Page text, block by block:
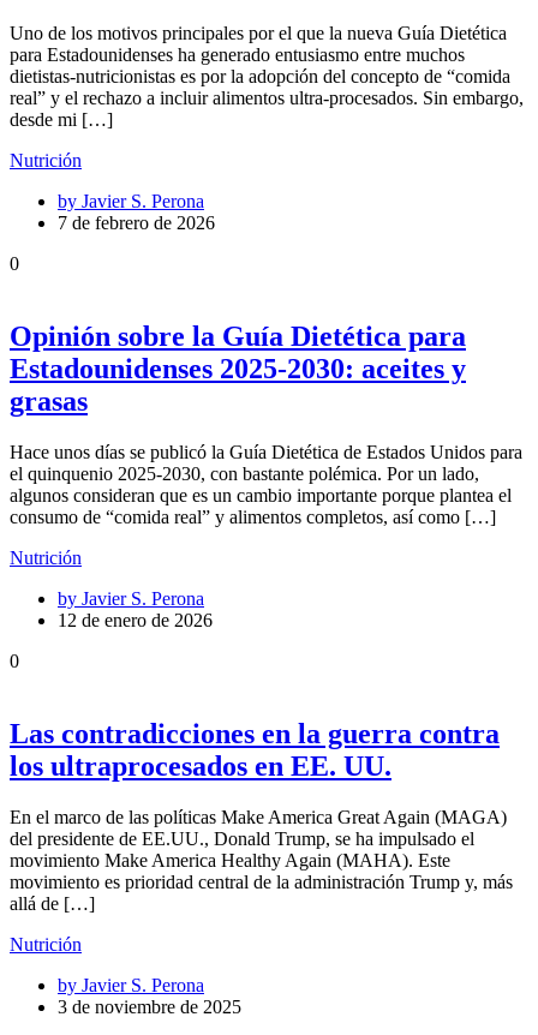
Uno de los motivos principales por el que la nueva Guía Dietética
para Estadounidenses ha generado entusiasmo entre muchos
dietistas-nutricionistas es por la adopción del concepto de “comida
real” y el rechazo a incluir alimentos ultra-procesados. Sin embargo,
desde mi […]
Nutrición
by Javier S. Perona
7 de febrero de 2026
0
Opinión sobre la Guía Dietética para
Estadounidenses 2025-2030: aceites y
grasas
Hace unos días se publicó la Guía Dietética de Estados Unidos para
el quinquenio 2025-2030, con bastante polémica. Por un lado,
algunos consideran que es un cambio importante porque plantea el
consumo de “comida real” y alimentos completos, así como […]
Nutrición
by Javier S. Perona
12 de enero de 2026
0
Las contradicciones en la guerra contra
los ultraprocesados en EE. UU.
En el marco de las políticas Make America Great Again (MAGA)
del presidente de EE.UU., Donald Trump, se ha impulsado el
movimiento Make America Healthy Again (MAHA). Este
movimiento es prioridad central de la administración Trump y, más
allá de […]
Nutrición
by Javier S. Perona
3 de noviembre de 2025